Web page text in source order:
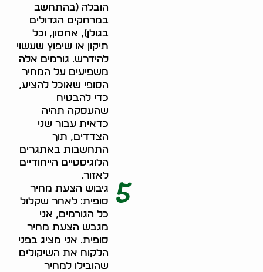
הובלה (בהתחשב
במרחקים הגדולים
בגולן), אחסון, וכל
תיקון או שיפוץ שעשוי
להידרש. גורמים אלה
משפיעים על המחיר
הסופי שאוכל להציע,
כדי להבטיח
שהעסקה תהיה
כדאית עבור שני
הצדדים, תוך
התחשבות באתגרים
הלוגיסטיים הייחודיים
לאזור.
5
גיבוש הצעת מחיר
סופית: לאחר שקלול
כל הגורמים, אני
מגבש הצעת מחיר
סופית. אני מציג בפני
הלקוח את השיקולים
שהובילו למחיר